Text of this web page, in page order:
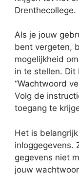
Drenthecollege.
Als je jouw
bent vergeten,
mogelijkheid
in te stellen. Dit
“Wachtwoord
Volg de
toegang te
Het is
inloggegevens.
gegevens niet
jouw